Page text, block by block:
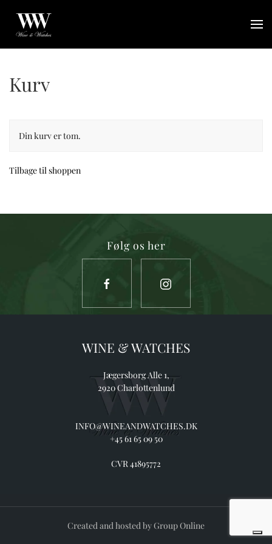
Gå til hovedindhold
Kurv
Din kurv er tom.
Tilbage til shoppen
Følg os her
WINE & WATCHES
Jægersborg Alle 1,
2920 Charlottenlund
INFO@WINEANDWATCHES.DK
+45 61 65 09 50
CVR 41895772
Created and hosted by Group Online